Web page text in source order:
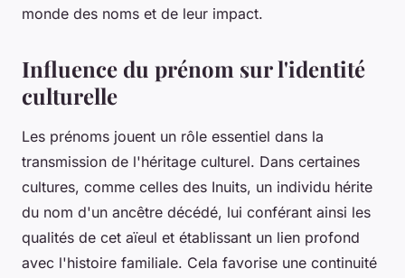
monde des noms et de leur impact.
Influence du prénom sur l'identité
culturelle
Les prénoms jouent un rôle essentiel dans la
transmission de l'héritage culturel. Dans certaines
cultures, comme celles des Inuits, un individu hérite
du nom d'un ancêtre décédé, lui conférant ainsi les
qualités de cet aïeul et établissant un lien profond
avec l'histoire familiale. Cela favorise une continuité